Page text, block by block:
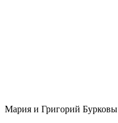
Мария и Григорий Бурковы